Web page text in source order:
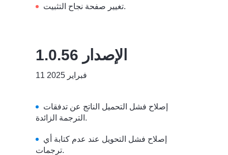
تغيير صفحة نجاح التثبيت.
الإصدار 1.0.56
11 فبراير 2025
الترجمة الزائدة.
ترجمات.